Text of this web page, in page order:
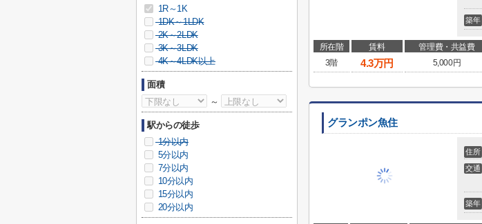
築年
所在階 賃料 管理費・共益費
3階
4.3万円 5,000円
グランポン魚住
住所
交通
築年
1R～1K
1DK～1LDK
2K～2LDK
3K～3LDK
4K～4LDK以上
面積
～
駅からの徒歩
1分以内
5分以内
7分以内
10分以内
15分以内
20分以内